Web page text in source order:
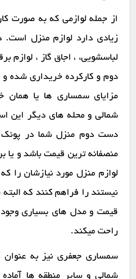
از جمله لوازمی که به صورت
زیادی دارد لوازم منزل است.
لباسشویی، ، اجاق گاز ،
دوم و کارکرده خریداری شده
مزایای سمساری ها یا همان
شمالی و محله های دیگر این
دست دوم منزل شما در پونک
منصفانه ترین قیمت باشد و یا
لوازم منزل مورد نیازشان را
نیستند را فراهم کنند که
قیمت و مدل های بسیاری وجود
راحت میکند.
سمساری جعفری نیز به عنوان
شمالی و سایر منطقه ها